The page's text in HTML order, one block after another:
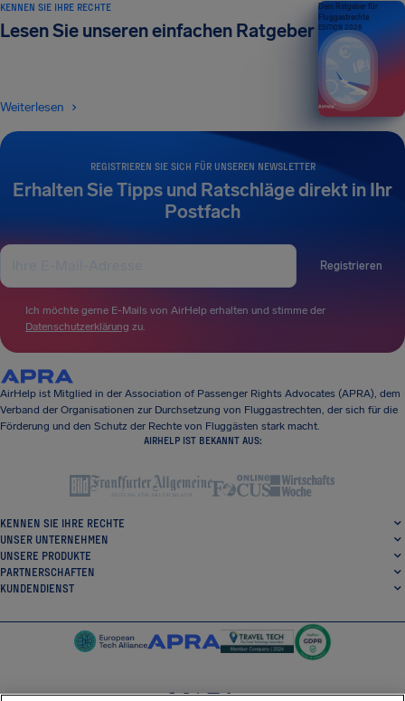
REGISTRIEREN SIE SICH FÜR UNSEREN NEWSLETTER
Erhalten Sie Tipps und Ratschläge direkt in Ihr
Postfach
Registrieren
Ich möchte gerne E-Mails von AirHelp erhalten und stimme der
Datenschutzerklärung zu.
KENNEN SIE IHRE RECHTE
Lesen Sie unseren einfachen Ratgeber
Weiterlesen
Dein Ratgeber für
Fluggastrechte
EDITION 2026
AirHelp ist Mitglied in der Association of Passenger Rights Advocates (APRA), dem
Verband der Organisationen zur Durchsetzung von Fluggastrechten, der sich für die
Förderung und den Schutz der Rechte von Fluggästen stark macht.
AIRHELP IST BEKANNT AUS:
KENNEN SIE IHRE RECHTE
UNSER UNTERNEHMEN
UNSERE PRODUKTE
PARTNERSCHAFTEN
KUNDENDIENST